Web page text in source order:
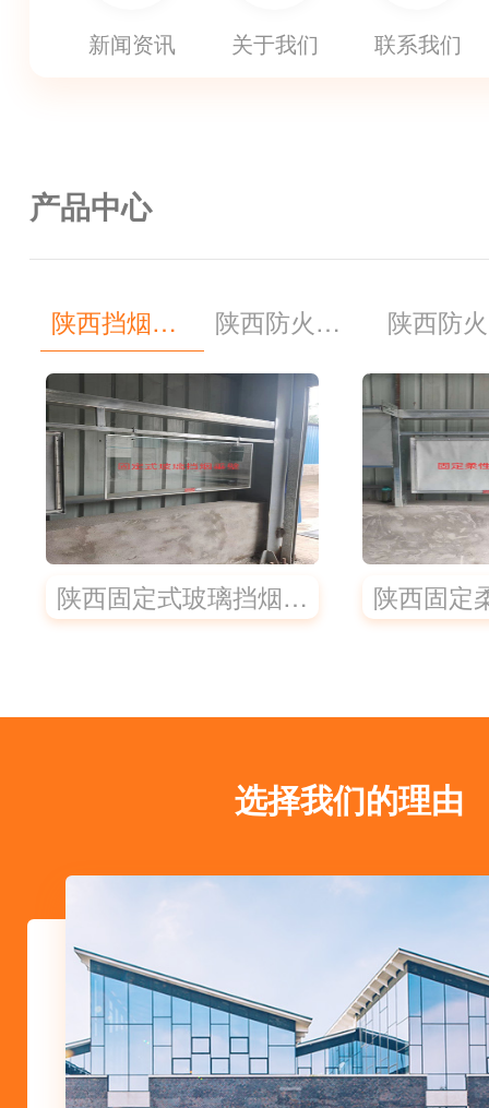
新闻资讯 关于我们 联系我们
产品中心
陕西挡烟垂壁 陕西防火卷帘 陕西防
陕西固定式玻璃挡烟垂壁 陕西固定
选择我们的理由